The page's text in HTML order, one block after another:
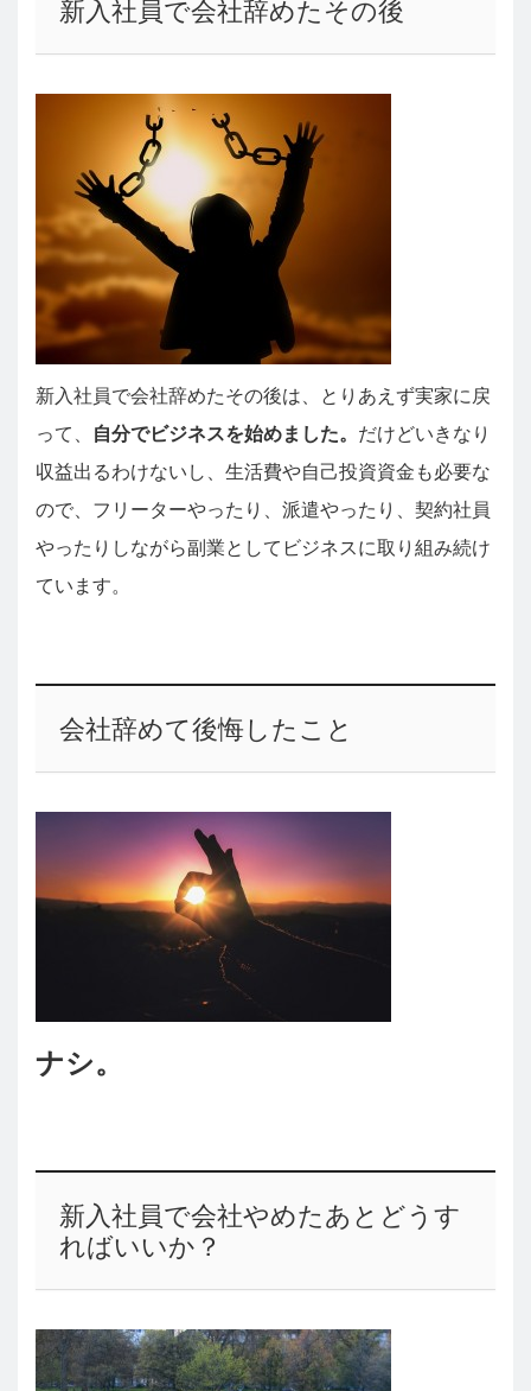
新入社員で会社辞めたその後
新入社員で会社辞めたその後は、とりあえず実家に戻
って、
自分でビジネスを始めました。 だけどいきなり
収益出るわけないし、生活費や自己投資資金も必要な
ので、フリーターやったり、派遣やったり、契約社員
やったりしながら副業としてビジネスに取り組み続け
ています。
会社辞めて後悔したこと
ナシ。
新入社員で会社やめたあとどうす
ればいいか？